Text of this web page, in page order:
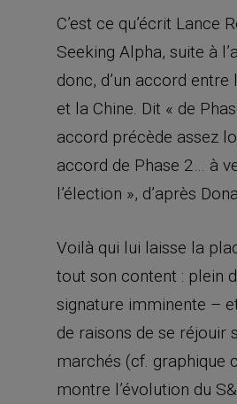
C’est ce qu’écrit Lance
Seeking Alpha, suite à
donc, d’un accord entre
et la Chine. Dit « de
accord précède assez
accord de Phase 2… à
l’élection », d’après
Voilà qui lui laisse la
tout son content : plein
signature imminente –
de raisons de se réjouir
marchés (cf. graphique
montre l’évolution du